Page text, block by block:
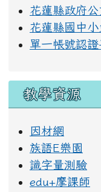
花蓮縣政府
花蓮縣國中
單一帳號認證
教學資源
因材網
族語E樂園
識字量測驗
edu+摩課師